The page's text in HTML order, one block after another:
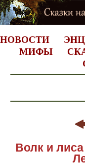
НОВОСТИ
МИФЫ
Волк и